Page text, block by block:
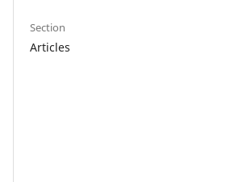
Section
Articles